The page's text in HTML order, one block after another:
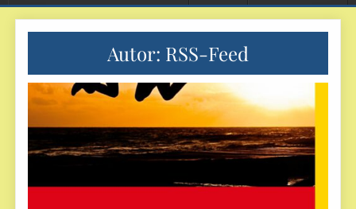
Autor: RSS-Feed